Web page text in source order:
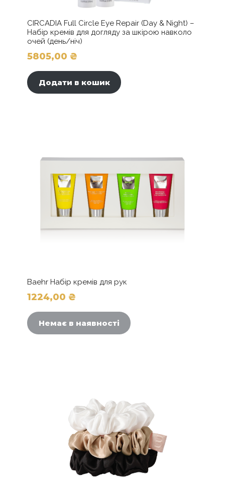
CIRCADIA Full Cir­cle Eye Repair (Day & Night) –
Набір кремів для догляду за шкірою навколо
очей (день/ніч)
5805,00 ₴
Додати в кошик
Baehr Набір кремів для рук
1224,00 ₴
Немає в наявності